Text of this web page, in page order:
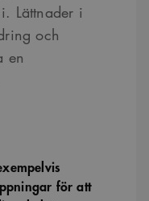
Lättnader i
och
en
för att